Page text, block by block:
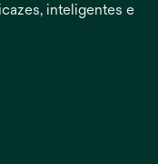
inteligentes e